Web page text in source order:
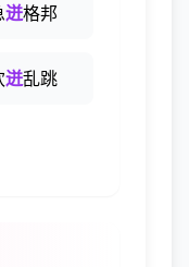
迸格邦
迸乱跳